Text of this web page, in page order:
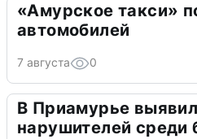
«Амурское такси»
автомобилей
7 августа 0
В Приамурье
нарушителей среди